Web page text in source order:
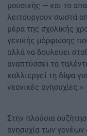
μουσικής — και το
λειτουργούν σωστά
μέρα της σχολικής
γενικής μόρφωσης
αλλά να δουλεύει
αναπτύσσει τα
καλλιεργεί τη δίψα
νεανικές ανησυχίες.»
Στην πλούσια
ανησυχία των γονέων